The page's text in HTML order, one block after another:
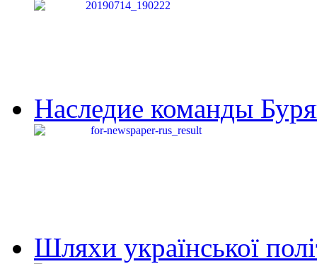
Наследие команды
Шляхи української